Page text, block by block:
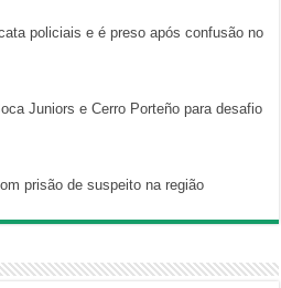
policiais e é preso após confusão no
Juniors e Cerro Porteño para desafio
prisão de suspeito na região